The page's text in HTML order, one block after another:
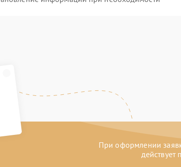
При оформлении
действует